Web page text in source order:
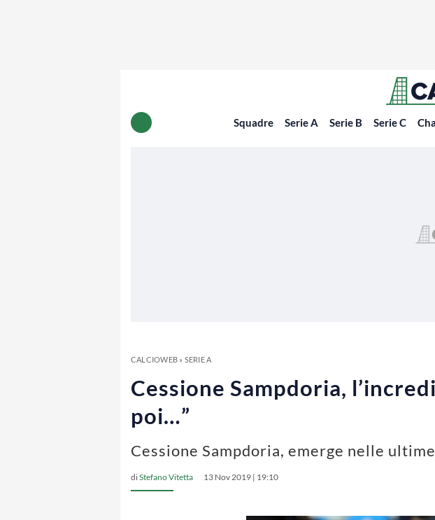
Squadre Serie A Serie B Serie C
CALCIOWEB» SERIE A
Cessione Sampdoria,
poi…”
Cessione Sampdoria, emerge nelle
diStefano Vitetta 13 Nov 2019 | 19:10